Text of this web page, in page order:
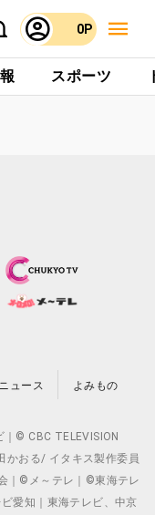
0P
スポーツ
ニュース よみもの
© CBC TELEVISION
かおる/ イタキス製作委員
｜©メ～テレ｜©東海テレ
愛知｜東海テレビ、中京